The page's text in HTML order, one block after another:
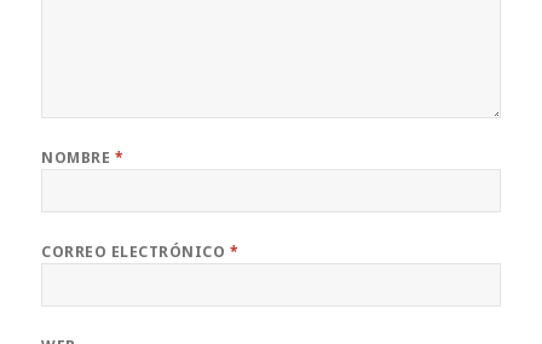
NOMBRE *
CORREO ELECTRÓNICO *